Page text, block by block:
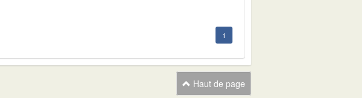
1
Haut de page